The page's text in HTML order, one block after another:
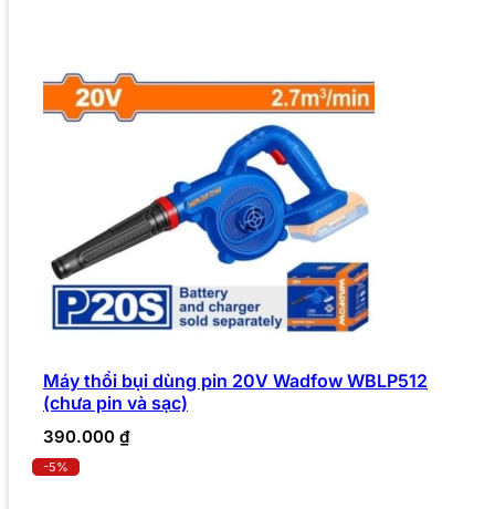
Máy thổi bụi dùng pin 20V Wadfow WBLP512
(chưa pin và sạc)
390.000 ₫
-5%